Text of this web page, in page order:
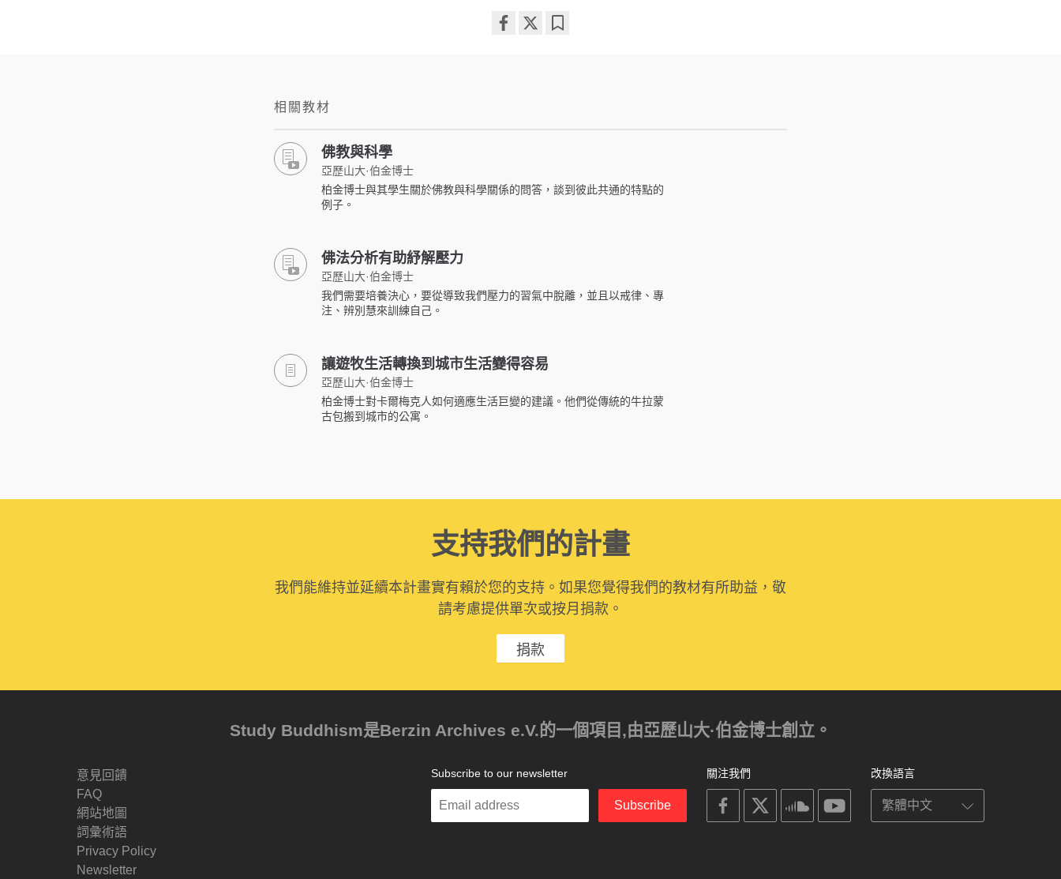
相關教材
佛教與科學
亞歷山大·伯金博士
柏金博士與其學生關於佛教與科學關係的問答，談到彼此共通的特點的
例子。
佛法分析有助紓解壓力
亞歷山大·伯金博士
我們需要培養決心，要從導致我們壓力的習氣中脫離，並且以戒律、專
注、辨別慧來訓練自己。
讓遊牧生活轉換到城市生活變得容易
亞歷山大·伯金博士
柏金博士對卡爾梅克人如何適應生活巨變的建議。他們從傳統的牛拉蒙
古包搬到城市的公寓。
支持我們的計畫
我們能維持並延續本計畫實有賴於您的支持。如果您覺得我們的教材有所助益，敬
請考慮提供單次或按月捐款。
捐款
Study Buddhism是Berzin Archives e.V.的一個項目,由亞歷山大·伯金博士創立。
意見回饋
FAQ
網站地圖
詞彙術語
Privacy Policy
Newsletter
改換語言
關注我們
on
facebook
soundcloudyoutube
Subscribe to our newsletter
Enter
Subscribe